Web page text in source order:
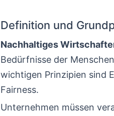
Definition und
Nachhaltiges
Bedürfnisse der
wichtigen Prinzipien sind
Fairness.
Unternehmen müssen